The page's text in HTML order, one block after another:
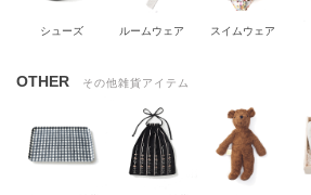
シューズ ルームウェア スイムウェア
OTHER その他雑貨アイテム